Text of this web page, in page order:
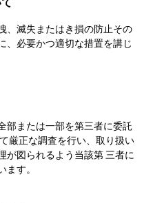
、滅失またはき損の防止その
、必要かつ適切な措置を講じ
部または一部を第三者に委託
厳正な調査を行い、取り扱い
が図られるよう当該第 三者に
す。